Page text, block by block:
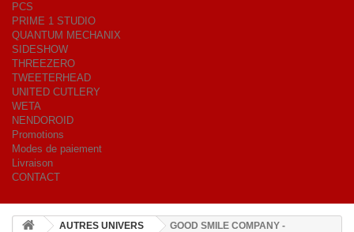
PCS
PRIME 1 STUDIO
QUANTUM MECHANIX
SIDESHOW
THREEZERO
TWEETERHEAD
UNITED CUTLERY
WETA
NENDOROID
Promotions
Modes de paiement
Livraison
CONTACT
AUTRES UNIVERS
GOOD SMILE COMPANY -